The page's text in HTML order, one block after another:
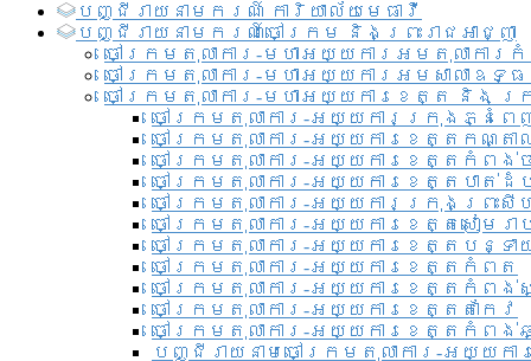
បញ្ជី​រាយ​នាមករណ៍ ការិយាល័យ​មេធាវី​
បញ្ជី​រាយ​នាមករណ៍​ចៅក្រម និងព្រះរាជអាជ្ញា
ចៅក្រមតុលាការ-មហាអយ្យការអមតុលាការ
ចៅក្រមតុលាការ-មហាអយ្យការអមសាលាឧទ្
ចៅក្រមតុលាការ-មហាអយ្យការខេត្ត និង ក្
ចៅក្រមតុលាការ-អយ្យការក្រុងភ្នំពេ
ចៅក្រមតុលាការ-អយ្យការខេត្តកណ្តា
ចៅក្រមតុលាការ-អយ្យការខេត្តកំពង់ច
ចៅក្រមតុលាការ-អយ្យការខេត្តបាត់ដំ
ចៅក្រមតុលាការ-អយ្យការ​ក្រុងព្រះសី
ចៅក្រមតុលាការ-អយ្យការខេត្តសៀមរា
ចៅក្រមតុលាការ-អយ្យការខេត្តបន្ទា
ចៅក្រមតុលាការ-អយ្យការខេត្តកំពត
ចៅក្រមតុលាការ-អយ្យការខេត្តកំពង់
ចៅក្រមតុលាការ-អយ្យការខេត្តតាកែវ
ចៅក្រមតុលាការ-អយ្យការខេត្តកំពង់
បញ្ជីរាយនាមចៅក្រមតុលាការ-អយ្យក